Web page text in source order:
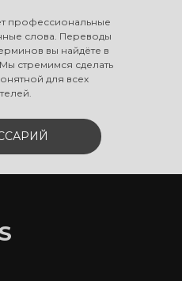
профессиональные
слова. Переводы
вы найдёте в
стремимся сделать
для всех